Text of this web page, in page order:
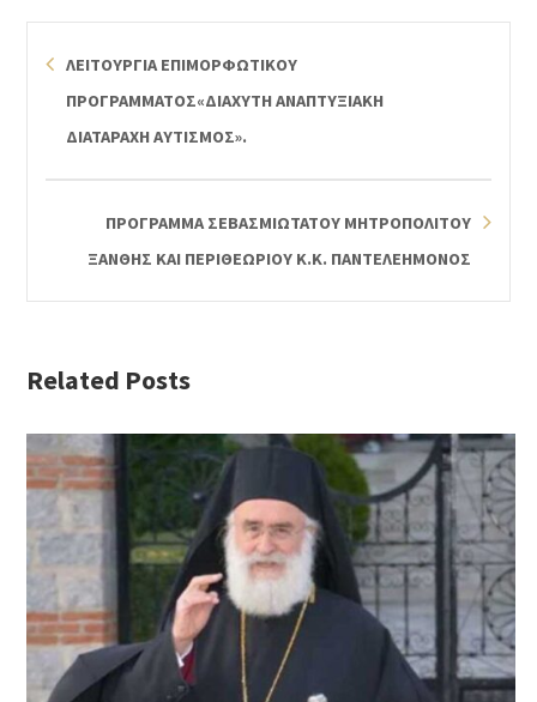
ΛΕΙΤΟΥΡΓΙΑ ΕΠΙΜΟΡΦΩΤΙΚΟΥ
ΠΡΟΓΡΑΜΜΑΤΟΣ«ΔΙΑΧΥΤΗ ΑΝΑΠΤΥΞΙΑΚΗ
ΔΙΑΤΑΡΑΧΗ ΑΥΤΙΣΜΟΣ».
ΠΡΟΓΡΑΜΜΑ ΣΕΒΑΣΜΙΩΤΑΤΟΥ ΜΗΤΡΟΠΟΛΙΤΟΥ
ΞΑΝΘΗΣ ΚΑΙ ΠΕΡΙΘΕΩΡΙΟΥ Κ.Κ. ΠΑΝΤΕΛΕΗΜΟΝΟΣ
Related Posts